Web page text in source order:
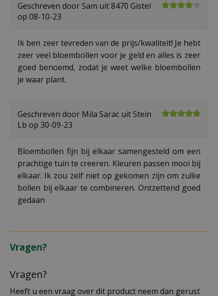
Geschreven doorSam uit 8470 Gistel
op 08-10-23
Ik ben zeer tevreden van de prijs/kwaliteit! Je hebt
zeer veel bloembollen voor je geld en alles is zeer
goed benoemd, zodat je weet welke bloembollen
je waar plant.
Geschreven door Mila Sarac uit Stein
Lb op 30-09-23
Bloembollen fijn bij elkaar samengesteld om een
prachtige tuin te creeren. Kleuren passen mooi bij
elkaar. Ik zou zelf niet op gekomen zijn om zulke
bollen bij elkaar te combineren. Ontzettend goed
gedaan
Vragen?
Vragen?
Heeft u een vraag over dit product neem dan gerust